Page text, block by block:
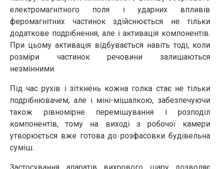
електромагнітного поля і ударних впливів
феромагнітних частинок здійснюється не тільки
додаткове подрібнення, але і активація компонентів.
При цьому активація відбувається навіть тоді, коли
розміри частинок речовини залишаються
незмінними.
Під час рухів і зіткнень кожна голка стає не тільки
подрібнювачем, але і міні-мішалкою, забезпечуючи
також рівномірне перемішування і розподіл
компонентів, тому на виході з робочої камери
утворюється вже готова до розфасовки будівельна
суміш.